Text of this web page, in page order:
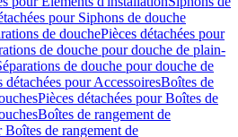
pour Siphons de douche
de douchePièces détachées pour
de douche pour douche de plain-
de douche pour douche de
détachées pour AccessoiresBoîtes de
Pièces détachées pour Boîtes de
Boîtes de rangement de
Boîtes de rangement de